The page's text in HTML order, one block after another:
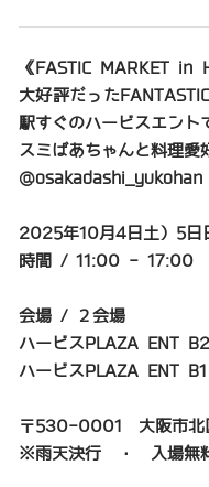
《FASTIC MARKET in
大好評だった
駅すぐのハービスエント
スミばあちゃんと料理愛
@osakadashi_yukohan
2025年10月4日土）5日
時間 / 11:00 - 17:00
会場 / ２会場
ハービスPLAZA ENT
ハービスPLAZA ENT
〒530-0001 大阪市
※雨天決行 ・ 入場無